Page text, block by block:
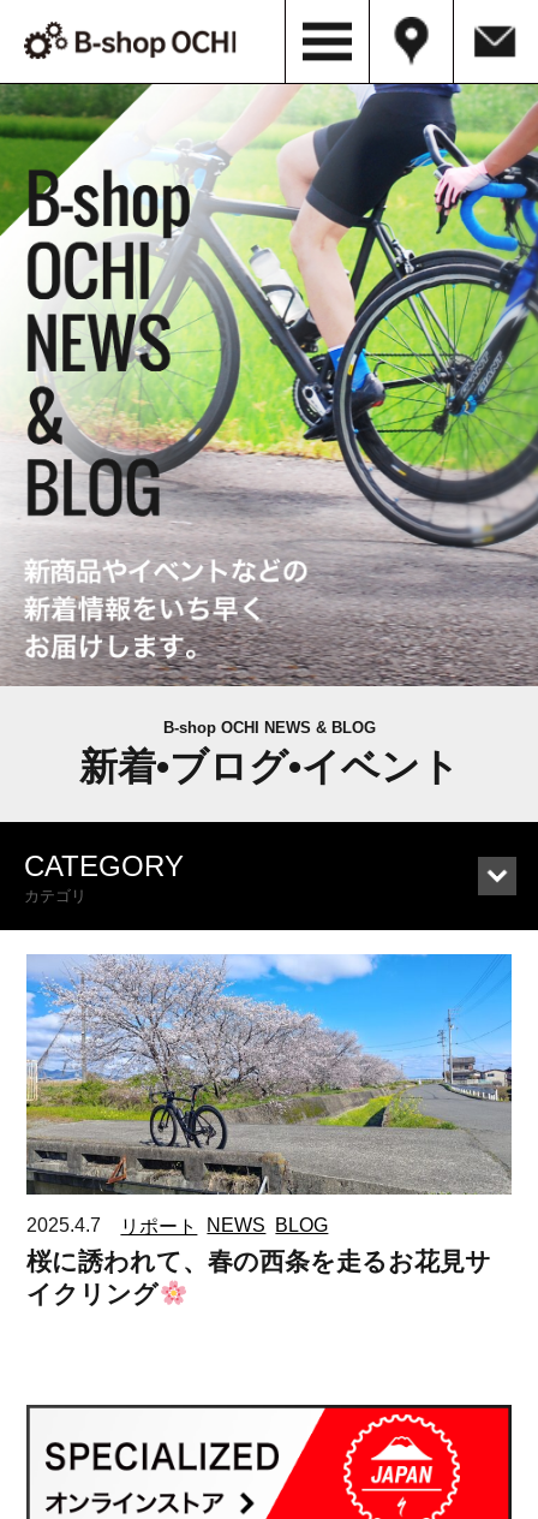
B-shop OCHI NEWS & BLOG
新着•ブログ•イベント
CATEGORY
カテゴリ
2025.4.7 リポート NEWS BLOG
桜に誘われて、春の西条を走るお花見サ
イクリング